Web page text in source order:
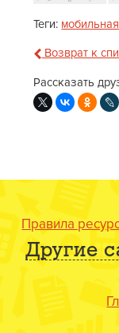
Теги:
Возврат к
Рассказать
Правила
Другие